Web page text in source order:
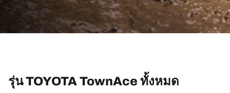
รุ่น TOYOTA TownAce ทั้งหมด